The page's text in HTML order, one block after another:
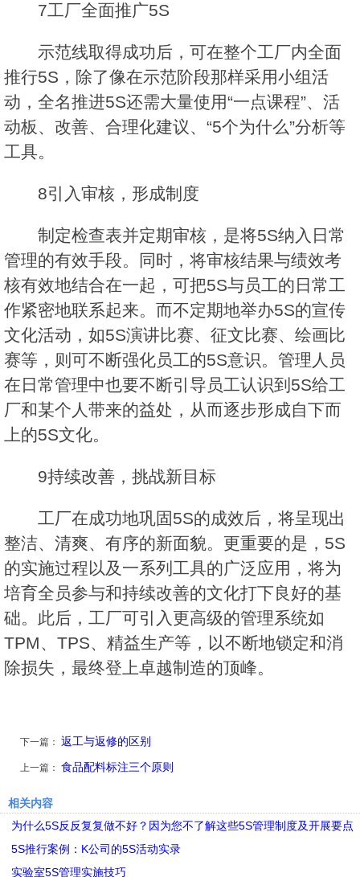
7工厂全面推广5S
示范线取得成功后，可在整个工厂内全面
推行5S，除了像在示范阶段那样采用小组活
动，全名推进5S还需大量使用“一点课程”、活
动板、改善、合理化建议、“5个为什么”分析等
工具。
8引入审核，形成制度
制定检查表并定期审核，是将5S纳入日常
管理的有效手段。同时，将审核结果与绩效考
核有效地结合在一起，可把5S与员工的日常工
作紧密地联系起来。而不定期地举办5S的宣传
文化活动，如5S演讲比赛、征文比赛、绘画比
赛等，则可不断强化员工的5S意识。管理人员
在日常管理中也要不断引导员工认识到5S给工
厂和某个人带来的益处，从而逐步形成自下而
上的5S文化。
9持续改善，挑战新目标
工厂在成功地巩固5S的成效后，将呈现出
整洁、清爽、有序的新面貌。更重要的是，5S
的实施过程以及一系列工具的广泛应用，将为
培育全员参与和持续改善的文化打下良好的基
础。此后，工厂可引入更高级的管理系统如
TPM、TPS、精益生产等，以不断地锁定和消
除损失，最终登上卓越制造的顶峰。
下一篇： 返工与返修的区别
上一篇： 食品配料标注三个原则
相关内容
为什么5S反反复复做不好？因为您不了解这些5S管理制度及开展要点
5S推行案例：K公司的5S活动实录
实验室5S管理实施技巧